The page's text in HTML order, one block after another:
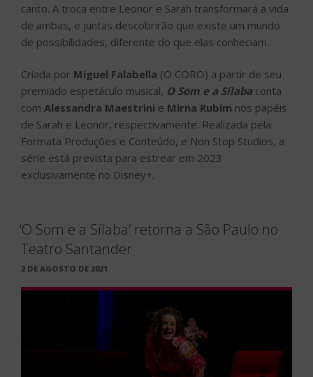
canto. A troca entre Leonor e Sarah transformará a vida
de ambas, e juntas descobrirão que existe um mundo
de possibilidades, diferente do que elas conheciam.
Criada por Miguel Falabella (O CORO) a partir de seu
premiado espetáculo musical, O Som e a Sílaba conta
com Alessandra Maestrini e Mirna Rubim nos papéis
de Sarah e Leonor, respectivamente. Realizada pela
Formata Produções e Conteúdo, e Non Stop Studios, a
série está prevista para estrear em 2023
exclusivamente no Disney+.
‘O Som e a Sílaba’ retorna a São Paulo no
Teatro Santander
PUBLICADO
2 DE AGOSTO DE 2021